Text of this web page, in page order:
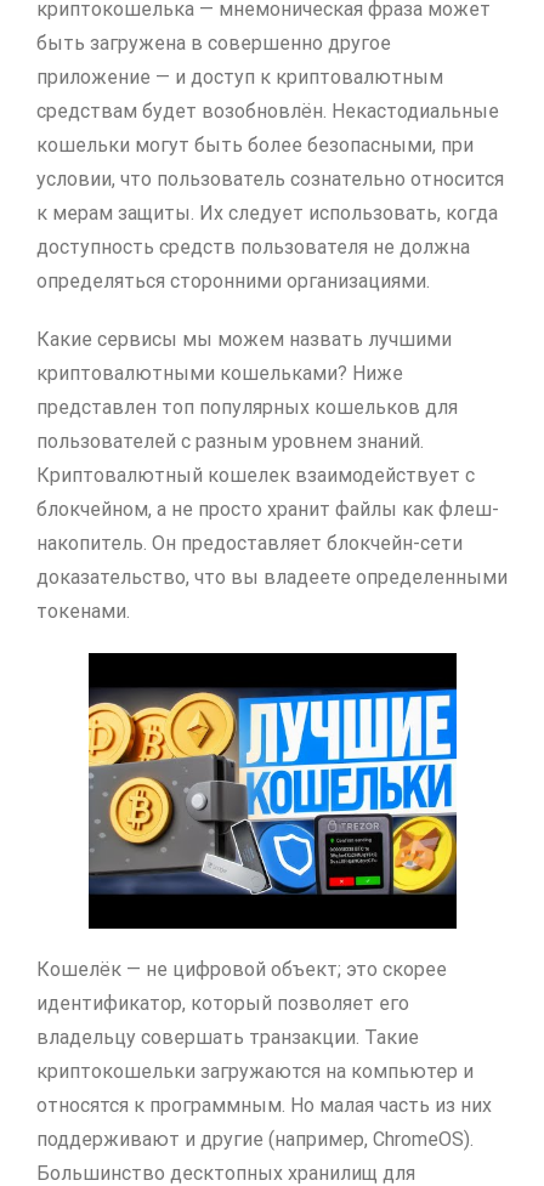
криптокошелька — мнемоническая фраза может
быть загружена в совершенно другое
приложение — и доступ к криптовалютным
средствам будет возобновлён. Некастодиальные
кошельки могут быть более безопасными, при
условии, что пользователь сознательно относится
к мерам защиты. Их следует использовать, когда
доступность средств пользователя не должна
определяться сторонними организациями.
Какие сервисы мы можем назвать лучшими
криптовалютными кошельками? Ниже
представлен топ популярных кошельков для
пользователей с разным уровнем знаний.
Криптовалютный кошелек взаимодействует с
блокчейном, а не просто хранит файлы как флеш-
накопитель. Он предоставляет блокчейн-сети
доказательство, что вы владеете определенными
токенами.
Кошелёк — не цифровой объект; это скорее
идентификатор, который позволяет его
владельцу совершать транзакции. Такие
криптокошельки загружаются на компьютер и
относятся к программным. Но малая часть из них
поддерживают и другие (например, ChromeOS).
Большинство десктопных хранилищ для